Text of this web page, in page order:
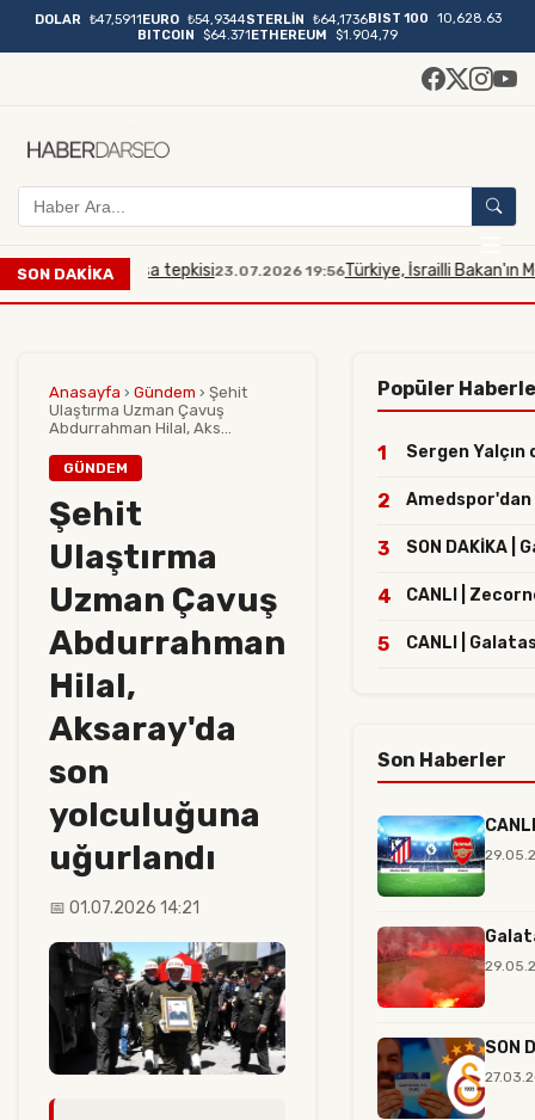
DOLAR ₺47,5911EURO ₺54,9344STERLİN ₺64,1736BIST 100
10,628.63
BITCOIN
$64.371ETHEREUM $1.904,79
SON DAKİKA
Mescidi Aksa tepkisi23.07.2026 19:56Türkiye, İsrailli Bakan'ın
Anasayfa › Gündem › Şehit
Ulaştırma Uzman Çavuş
Abdurrahman Hilal, Aks...
GÜNDEM
Şehit
Ulaştırma
Uzman Çavuş
Abdurrahman
Hilal,
Aksaray'da
son
yolculuğuna
uğurlandı
📅 01.07.2026 14:21
Popüler
1 Sergen
2 Amedspor'dan
3 SON DAKİKA
4 CANLI |
5 CANLI |
Son Haberler
SON